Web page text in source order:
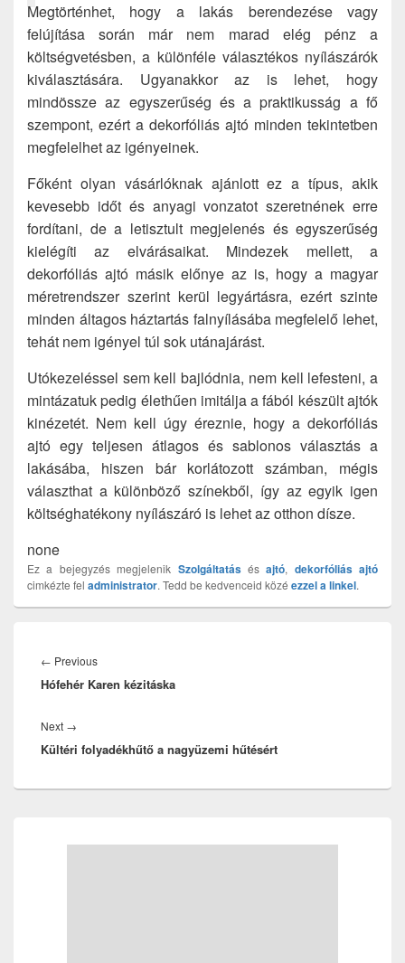
Megtörténhet, hogy a lakás berendezése vagy
felújítása során már nem marad elég pénz a
költségvetésben, a különféle választékos nyílászárók
kiválasztására. Ugyanakkor az is lehet, hogy
mindössze az egyszerűség és a praktikusság a fő
szempont, ezért a dekorfóliás ajtó minden tekintetben
megfelelhet az igényeinek.
Főként olyan vásárlóknak ajánlott ez a típus, akik
kevesebb időt és anyagi vonzatot szeretnének erre
fordítani, de a letisztult megjelenés és egyszerűség
kielégíti az elvárásaikat. Mindezek mellett, a
dekorfóliás ajtó másik előnye az is, hogy a magyar
méretrendszer szerint kerül legyártásra, ezért szinte
minden áltagos háztartás falnyílásába megfelelő lehet,
tehát nem igényel túl sok utánajárást.
Utókezeléssel sem kell bajlódnia, nem kell lefesteni, a
mintázatuk pedig élethűen imitálja a fából készült ajtók
kinézetét. Nem kell úgy éreznie, hogy a dekorfóliás
ajtó egy teljesen átlagos és sablonos választás a
lakásába, hiszen bár korlátozott számban, mégis
választhat a különböző színekből, így az egyik igen
költséghatékony nyílászáró is lehet az otthon dísze.
none
Ez a bejegyzés megjelenik Szolgáltatásésajtó, dekorfóliás ajtó
cimkézte fel administrator. Tedd be kedvenceid közé ezzel a linkel.
navigáció
← PreviousPrevious
post:
Hófehér Karen kézitáska
Next →
post:
Kültéri folyadékhűtő a nagyüzemi hűtésért